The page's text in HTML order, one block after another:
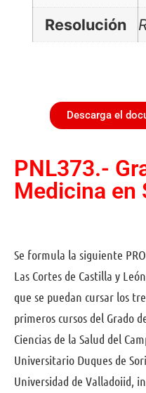
PNL373.-
Medicina en
Se formula la siguiente
Las Cortes de Castilla y
que se puedan cursar los
primeros cursos del Grado
Ciencias de la Salud del
Universitario Duques de
Universidad de Valladoiid,
Resolución
Descarga el